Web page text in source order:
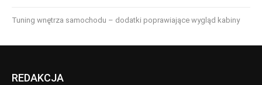
Tuning wnętrza samochodu – dodatki poprawiające wygląd kabiny
REDAKCJA